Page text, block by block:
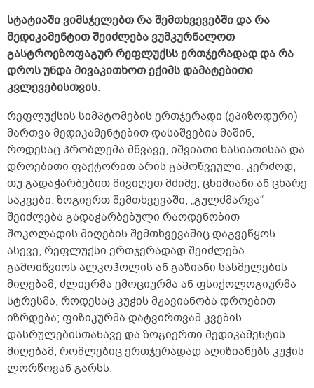
სტატიაში ვიმსჯელებთ რა შემთხვევებში და რა
მედიკამენტით შეიძლება ვუმკურნალოთ
გასტროეზოფაგურ რეფლუქსს ერთჯერადად და რა
დროს უნდა მივაკითხოთ ექიმს დამატებითი
კვლევებისთვის.
რეფლუქსის სიმპტომების ერთჯერადი (ეპიზოდური)
მართვა მედიკამენტებით დასაშვებია მაშინ,
როდესაც პრობლემა მწვავე, იშვიათი ხასიათისაა და
დროებითი ფაქტორით არის გამოწვეული. კერძოდ,
თუ გადაჭარბებით მივიღეთ მძიმე, ცხიმიანი ან ცხარე
საკვები. ზოგიერთ შემთხვევაში, „გულძმარვა“
შეიძლება გადაჭარბებული რაოდენობით
შოკოლადის მიღების შემთხვევაშიც დაგვეწყოს.
ასევე, რეფლუქსი ერთჯერადად შეიძლება
გამოიწვიოს ალკოჰოლის ან გაზიანი სასმელების
მიღებამ, ძლიერმა ემოციურმა ან ფსიქოლოგიურმა
სტრესმა, როდესაც კუჭის მჟავიანობა დროებით
იზრდება; ფიზიკურმა დატვირთვამ კვების
დასრულებისთანავე და ზოგიერთი მედიკამენტის
მიღებამ, რომლებიც ერთჯერადად აღიზიანებს კუჭის
ლორწოვან გარსს.